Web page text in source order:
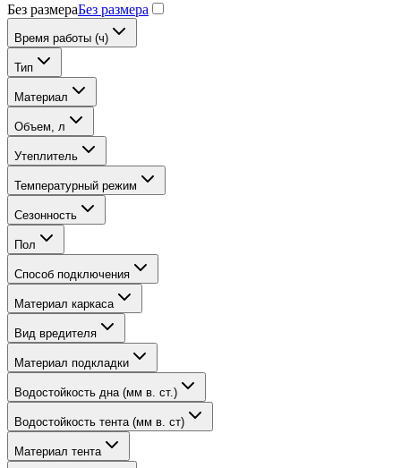
Без размераБез размера
Время работы (ч)
Тип
Материал
Объем, л
Утеплитель
Температурный режим
Сезонность
Пол
Способ подключения
Материал каркаса
Вид вредителя
Материал подкладки
Водостойкость дна (мм в. ст.)
Водостойкость тента (мм в. ст)
Материал тента